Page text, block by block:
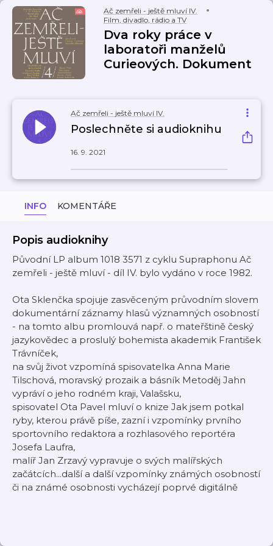
Ač zemřeli - ještě mluví IV.
Film, divadlo, rádio a TV
Dva roky práce v
laboratoři manželů
Curieových. Dokument
Ač zemřeli - ještě mluví IV.
Poslechněte si audioknihu
16. 9. 2021
INFO KOMENTÁŘE
Popis audioknihy
Původní LP album 1018 3571 z cyklu Supraphonu Ač
zemřeli - ještě mluví - díl IV. bylo vydáno v roce 1982.
Ota Sklenčka spojuje zasvěceným průvodním slovem
dokumentární záznamy hlasů významných osobností
- na tomto albu promlouvá např. o mateřštině český
jazykovědec a proslulý bohemista akademik František
Trávníček,
na svůj život vzpomíná spisovatelka Anna Marie
Tilschová, moravský prozaik a básník Metoděj Jahn
vypráví o jeho rodném kraji, Valašsku,
spisovatel Ota Pavel mluví o knize Jak jsem potkal
ryby, kterou právě píše, zazní i vzpomínky prvního
sportovního redaktora a rozhlasového reportéra
Josefa Laufra,
malíř Jan Zrzavý vypravuje o svých malířských
začátcích...další a další vzpomínky známých osobností
či na známé osobnosti vycházejí poprvé digitálně